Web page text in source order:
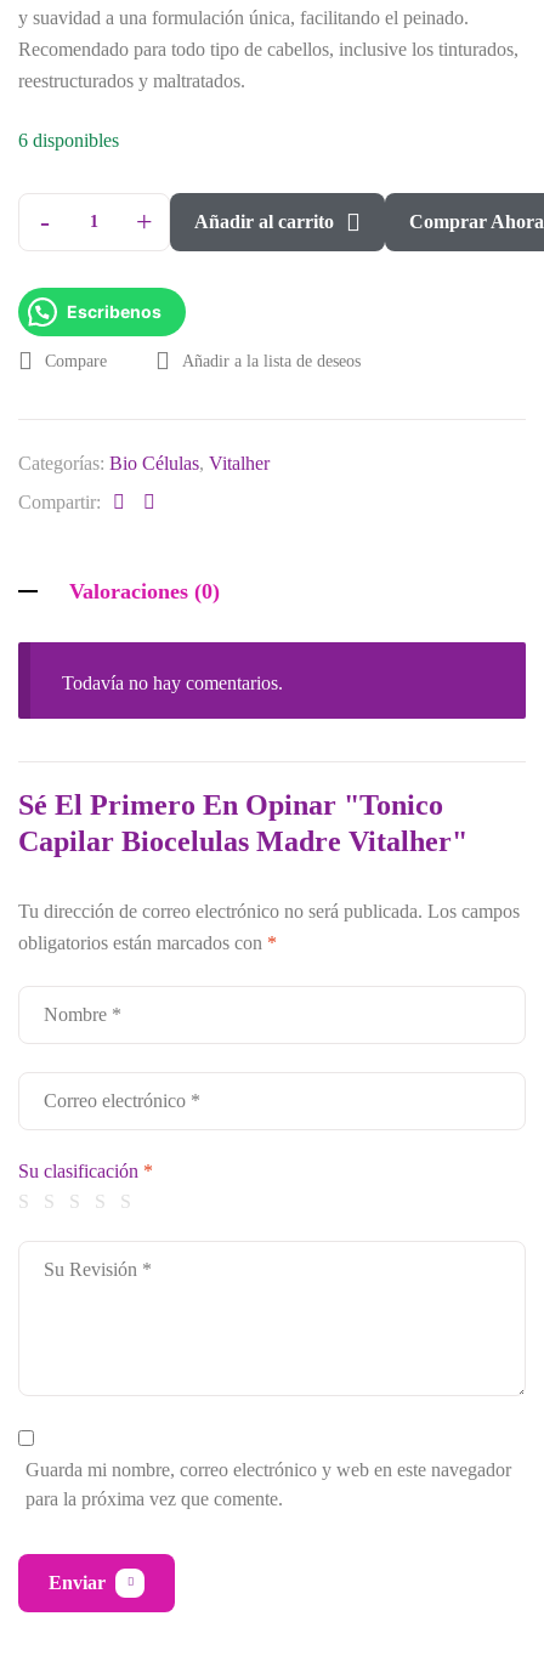
y suavidad a una formulación única, facilitando el peinado.
Recomendado para todo tipo de cabellos, inclusive los tinturados,
reestructurados y maltratados.
6 disponibles
- + Añadir al carrito Comprar Ahora
Escribenos
Compare Añadir a la lista de deseos
Categorías: Bio Células, Vitalher
Compartir:
Valoraciones (0)
Todavía no hay comentarios.
Sé El Primero En Opinar "Tonico
Capilar Biocelulas Madre Vitalher"
Tu dirección de correo electrónico no será publicada. Los campos
obligatorios están marcados con *
Su clasificación *
Guarda mi nombre, correo electrónico y web en este navegador
para la próxima vez que comente.
Enviar